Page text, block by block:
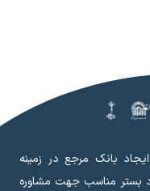
بانک مرجع در زمینه
بستر مناسب جهت مشاوره